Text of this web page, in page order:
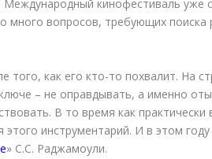
кинофестиваль уже
много вопросов, требующих поиска
того, как его кто-то похвалит. На
– не оправдывать, а именно
В то время как практически
инструментарий. И в этом году
» С.С. Раджамоули.